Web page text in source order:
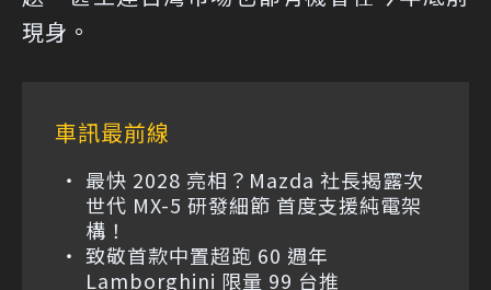
現身。
車訊最前線
最快 2028 亮相？Mazda 社長揭露次
世代 MX-5 研發細節 首度支援純電架
構！
致敬首款中置超跑 60 週年
Lamborghini 限量 99 台推